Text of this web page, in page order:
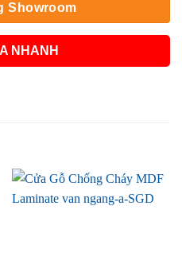
Showroom
NHANH